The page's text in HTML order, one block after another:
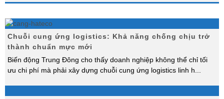
Chuỗi cung ứng logistics: Khả năng chống chịu trở
thành chuẩn mực mới
Biến động Trung Đông cho thấy doanh nghiệp không thể chỉ tối
ưu chi phí mà phải xây dựng chuỗi cung ứng logistics linh h